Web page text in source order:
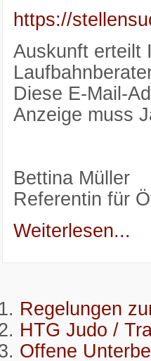
https://
Auskunft erteilt
Diese E-Mail-
Anzeige muss
Bettina Müller
Referentin für
Weiterlesen...
Regelungen
HTG Judo /
Offene